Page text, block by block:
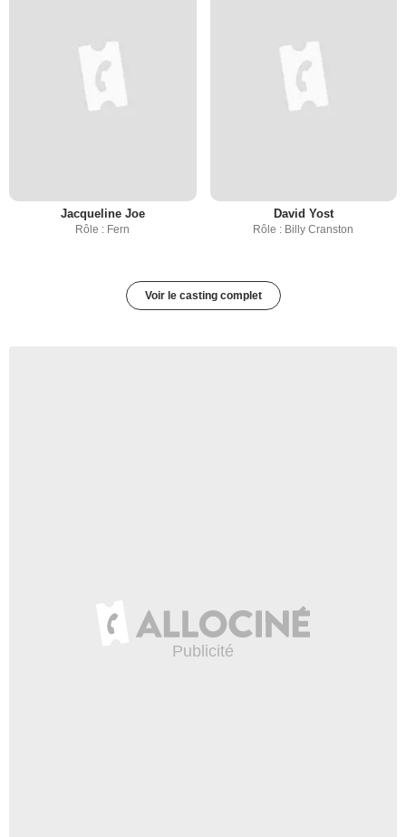
Jacqueline Joe
Rôle : Fern
David Yost
Rôle : Billy Cranston
Voir le casting complet